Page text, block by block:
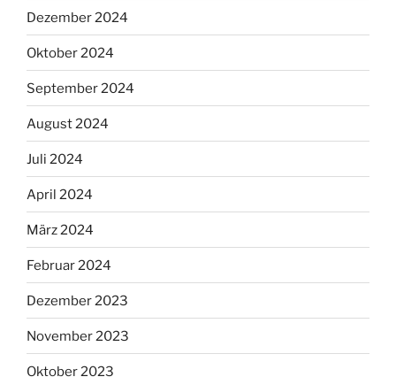
Dezember 2024
Oktober 2024
September 2024
August 2024
Juli 2024
April 2024
März 2024
Februar 2024
Dezember 2023
November 2023
Oktober 2023